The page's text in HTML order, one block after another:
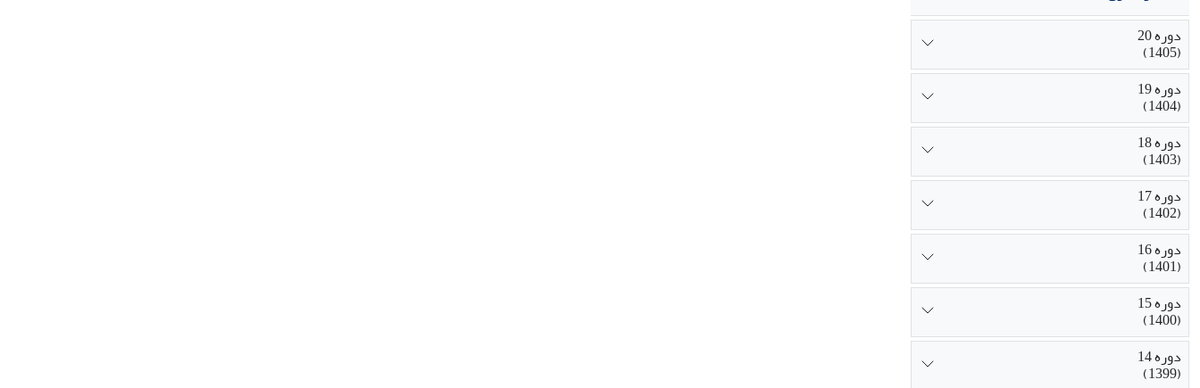
دوره 20
(1405)
دوره 19
(1404)
دوره 18
(1403)
دوره 17
(1402)
دوره 16
(1401)
دوره 15
(1400)
دوره 14
(1399)